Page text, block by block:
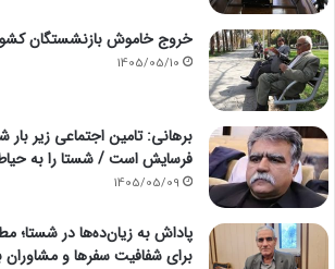
خروج خاموش بازنشستگان
1405/05/10
برهانی: تامین اجتماعی زیر
فرسایش است / شستا را به
1405/05/09
پاداش به زیان‌ده‌ها در شستا؛
برای شفافیت سفرها و مشاوران